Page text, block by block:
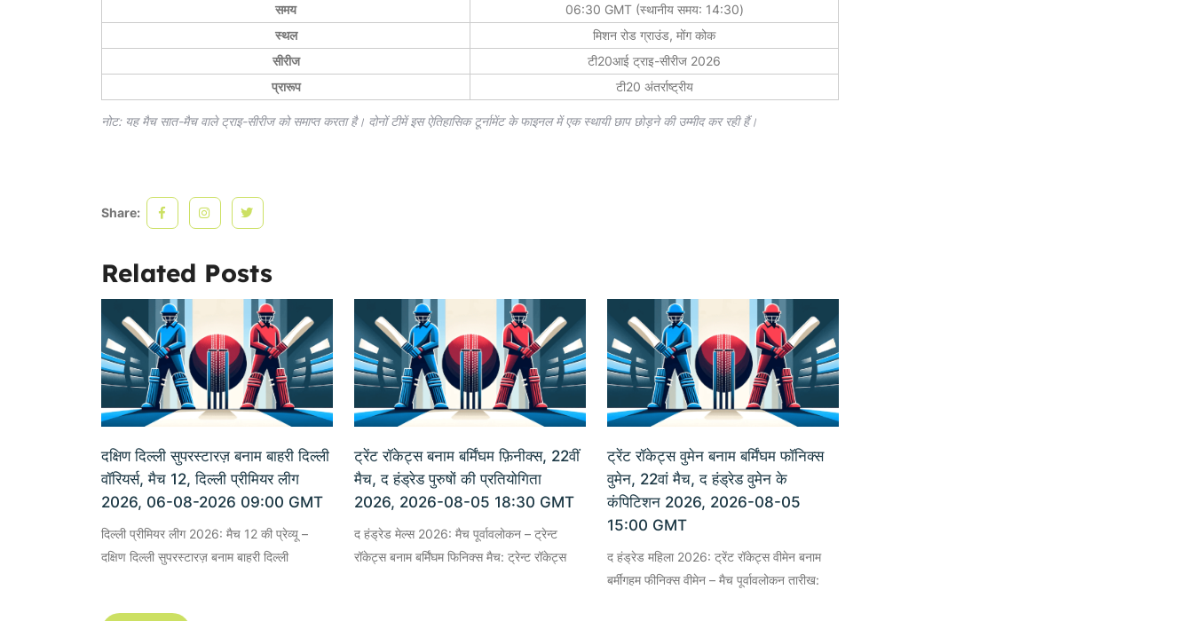
समय
06:30 GMT (स्थानीय समय: 14:30)
स्थल
मिशन रोड ग्राउंड, मोंग कोक
सीरीज
टी20आई ट्राइ-सीरीज 2026
प्रारूप
टी20 अंतर्राष्ट्रीय
नोट: यह मैच सात-मैच वाले ट्राइ-सीरीज को समाप्त करता है। दोनों टीमें इस ऐतिहासिक टूर्नामेंट के फाइनल में एक स्थायी छाप छोड़ने की उम्मीद कर रही हैं।
Share:
Related Posts
दक्षिण दिल्ली सुपरस्टारज़ बनाम बाहरी दिल्ली
वॉरियर्स, मैच 12, दिल्ली प्रीमियर लीग
2026, 06-08-2026 09:00 GMT
दिल्ली प्रीमियर लीग 2026: मैच 12 की प्रेव्यू –
दक्षिण दिल्ली सुपरस्टारज़ बनाम बाहरी दिल्ली
ट्रेंट रॉकेट्स बनाम बर्मिंघम फ़िनीक्स, 22वीं
मैच, द हंड्रेड पुरुषों की प्रतियोगिता
2026, 2026-08-05 18:30 GMT
द हंड्रेड मेल्स 2026: मैच पूर्वावलोकन – ट्रेन्ट
रॉकेट्स बनाम बर्मिंघम फिनिक्स मैच: ट्रेन्ट रॉकेट्स
ट्रेंट रॉकेट्स वुमेन बनाम बर्मिंघम फॉनिक्स
वुमेन, 22वां मैच, द हंड्रेड वुमेन के
कंपिटिशन 2026, 2026-08-05
15:00 GMT
द हंड्रेड महिला 2026: ट्रेंट रॉकेट्स वीमेन बनाम
बर्मींगहम फीनिक्स वीमेन – मैच पूर्वावलोकन तारीख: